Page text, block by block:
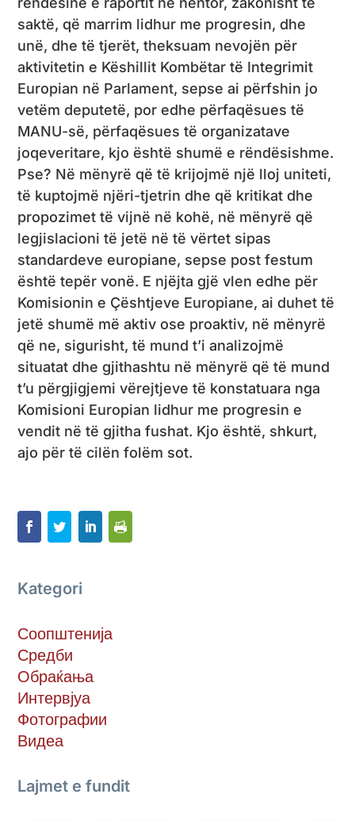
saktë, që marrim lidhur me progresin, dhe
unë, dhe të tjerët, theksuam nevojën për
aktivitetin e Këshillit Kombëtar të Integrimit
Europian në Parlament, sepse ai përfshin jo
vetëm deputetë, por edhe përfaqësues të
MANU-së, përfaqësues të organizatave
joqeveritare, kjo është shumë e rëndësishme.
Pse? Në mënyrë që të krijojmë një lloj uniteti,
të kuptojmë njëri-tjetrin dhe që kritikat dhe
propozimet të vijnë në kohë, në mënyrë që
legjislacioni të jetë në të vërtet sipas
standardeve europiane, sepse post festum
është tepër vonë. E njëjta gjë vlen edhe për
Komisionin e Çështjeve Europiane, ai duhet të
jetë shumë më aktiv ose proaktiv, në mënyrë
që ne, sigurisht, të mund t’i analizojmë
situatat dhe gjithashtu në mënyrë që të mund
t’u përgjigjemi vërejtjeve të konstatuara nga
Komisioni Europian lidhur me progresin e
vendit në të gjitha fushat. Kjo është, shkurt,
ajo për të cilën folëm sot.
Kategori
Соопштенија
Средби
Обраќања
Интервјуа
Фотографии
Видеа
Lajmet e fundit